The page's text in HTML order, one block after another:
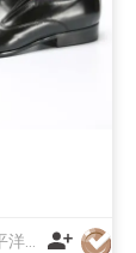
富乐绅亚洲太平洋有限公司